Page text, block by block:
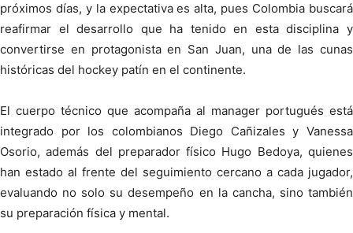
próximos días, y la expectativa es alta, pues Colombia buscará
reafirmar el desarrollo que ha tenido en esta disciplina y
convertirse en protagonista en San Juan, una de las cunas
históricas del hockey patín en el continente.
El cuerpo técnico que acompaña al manager portugués está
integrado por los colombianos Diego Cañizales y Vanessa
Osorio, además del preparador físico Hugo Bedoya, quienes
han estado al frente del seguimiento cercano a cada jugador,
evaluando no solo su desempeño en la cancha, sino también
su preparación física y mental.